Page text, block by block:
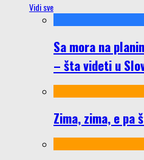
Vidi sve
Sa mora na
– šta videti u
Zima, zima, e pa